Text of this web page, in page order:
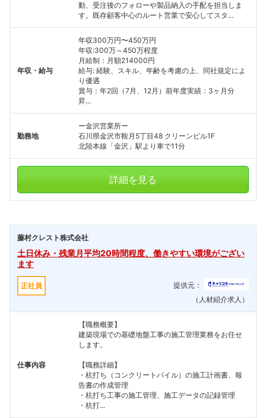
動、受注後のフォローや製品納入の手配を担当しま
す。既存顧客中心のルート営業で安心してスタ...
年収・給与
年収300万円〜450万円
年収:300万～450万程度
月給制：月額214000円
給与: 経験、スキル、年齢を考慮の上、同社規定によ
り優遇
賞与：年2回（7月、12月）前年度実績：3ヶ月分
昇...
勤務地
ー金沢営業所ー
石川県金沢市鞍月5丁目48 クリーンビル1F
北陸本線「金沢」駅より車で11分
詳細を見る
藤村クレスト株式会社
土日休み・残業月平均20時間程度、働きやすい環境がござい
ます
正社員
提供元：
（人材紹介求人）
仕事内容
【職務概要】
建築現場での基礎地盤工事の施工管理業務をお任せ
します。
【職務詳細】
・杭打ち（コンクリートパイル）の施工計画書、報
告書の作成管理
・杭打ち工事の施工管理、施工データの記録管理
・杭打...